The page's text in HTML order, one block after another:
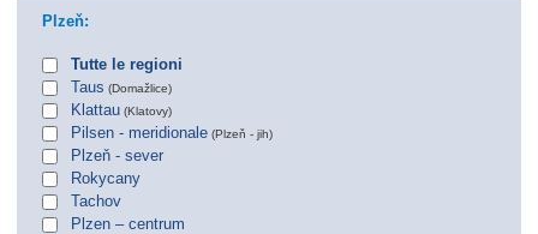
Altro paese
Plzeň:
Tutte le regioni
Taus (Domažlice)
Klattau (Klatovy)
Pilsen - meridionale (Plzeň - jih)
Plzeň - sever
Rokycany
Tachov
Plzen – centrum